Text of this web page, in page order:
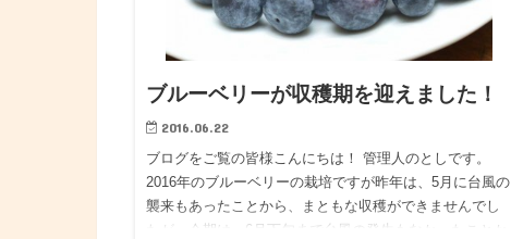
ブルーベリーが収穫期を迎えました！
2016.06.22
ブログをご覧の皆様こんにちは！ 管理人のとしです。
2016年のブルーベリーの栽培ですが昨年は、5月に台風の
襲来もあったことから、まともな収穫ができませんでし
たが、今期は、6月下旬まで台風の発生もなかったことか